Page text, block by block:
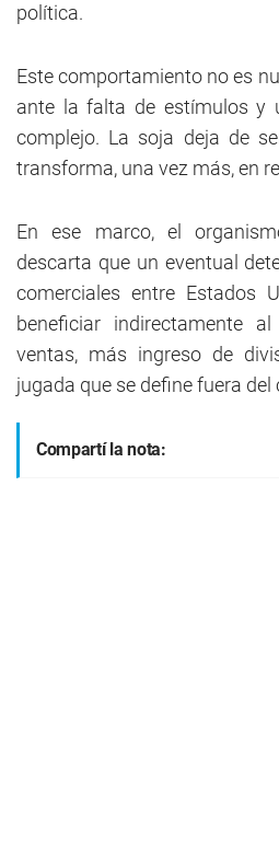
política.
Este comportamiento no es
ante la falta de estímulos y
complejo. La soja deja de
transforma, una vez más, en
En ese marco, el
descarta que un eventual
comerciales entre Estados
beneficiar indirectamente
ventas, más ingreso de
jugada que se define fuera del
Compartí la nota: